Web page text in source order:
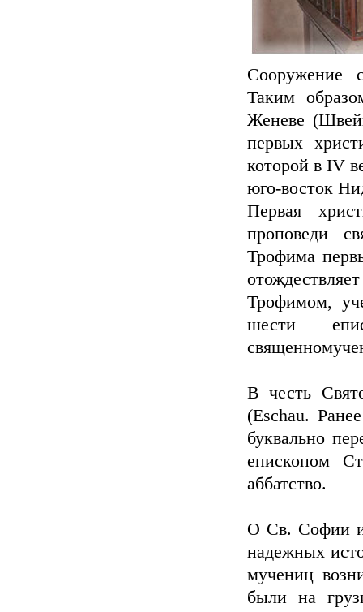
Сооружение
Таким
Женеве
первых
которой в IV
юго-восток
Первая
проповеди
Трофима
Трофимом,
шести
В честь
(Eschau.
буквально
епископом
аббатство.
О Св. Софии и
надежных
мучениц
были на